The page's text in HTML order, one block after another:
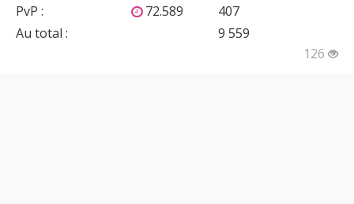
PvP : 72.589
407
Au total :
9 559
126